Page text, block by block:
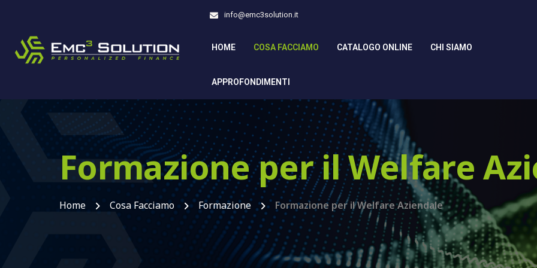
info@emc3solution.it
HOME COSA FACCIAMO CATALOGO ONLINE CHI SIAMO
APPROFONDIMENTI
Formazione per il Welfare
Home Cosa Facciamo Formazione Formazione per il Welfare Aziendale